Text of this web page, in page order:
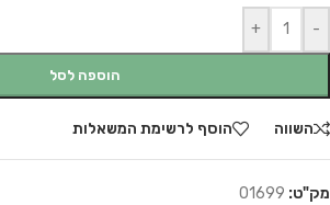
-
+
הוספה לסל
השווה הוסף לרשימת המשאלות
מק"ט: 01699